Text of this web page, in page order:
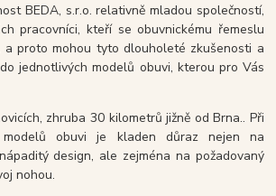
BEDA, s.r.o. relativně mladou společností,
pracovníci, kteří se obuvnickému řemeslu
a proto mohou tyto dlouholeté zkušenosti a
jednotlivých modelů obuvi, kterou pro Vás
zhruba 30 kilometrů jižně od Brna.. Při
modelů obuvi je kladen důraz nejen na
design, ale zejména na požadovaný
nohou.